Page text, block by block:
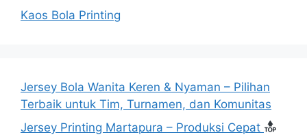
Kaos Bola Printing
Jersey Bola Wanita Keren & Nyaman – Pilihan
Terbaik untuk Tim, Turnamen, dan Komunitas
Jersey Printing Martapura – Produksi Cepat